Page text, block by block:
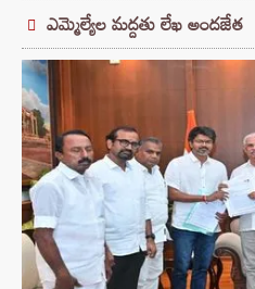
ఎమ్మెల్యేల మద్దతు లేఖ అందజేత